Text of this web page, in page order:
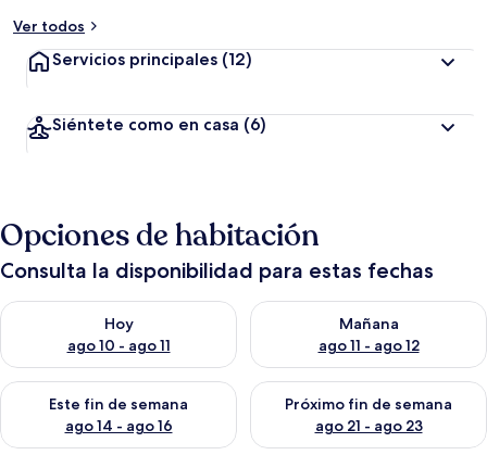
Ver todos
Servicios principales (12)
Siéntete como en casa (6)
Opciones de habitación
Consulta la disponibilidad para estas fechas
Hoy
ago 10 - ago 11
Consulta la disponibilidad para hoy ago 10 - ago 11
Mañana
ago 11 - ago 12
Consulta la disponibilidad
Este fin de semana
ago 14 - ago 16
Consulta la disponibilidad para este fin de semana ago 14 -
Próximo fin de semana
ago 21 - ago 23
Consulta la disponibilidad